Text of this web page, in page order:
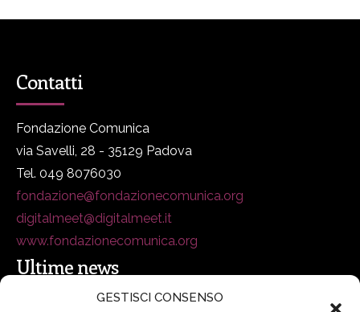
GESTISCI CONSENSO
Contatti
Fondazione Comunica
via Savelli, 28 - 35129 Padova
Tel. 049 8076030
fondazione@fondazionecomunica.org
digitalmeet@digitalmeet.it
www.fondazionecomunica.org
Ultime news